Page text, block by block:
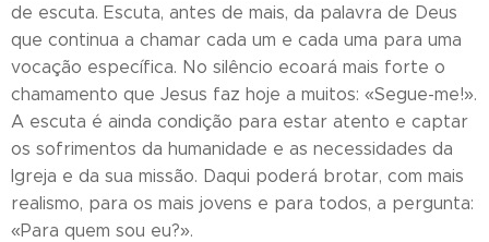
de escuta. Escuta, antes de mais, da palavra de Deus
que continua a chamar cada um e cada uma para uma
vocação específica. No silêncio ecoará mais forte o
chamamento que Jesus faz hoje a muitos: «Segue-me!».
A escuta é ainda condição para estar atento e captar
os sofrimentos da humanidade e as necessidades da
Igreja e da sua missão. Daqui poderá brotar, com mais
realismo, para os mais jovens e para todos, a pergunta:
«Para quem sou eu?».